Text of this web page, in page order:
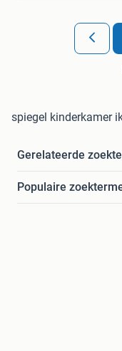
spiegel kinderkamer
Gerelateerde
Populaire